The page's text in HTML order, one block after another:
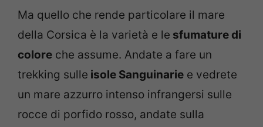
Ma quello che rende particolare il mare
della Corsica è la varietà e le sfumature di
colore che assume. Andate a fare un
trekking sulle isole Sanguinarie e vedrete
un mare azzurro intenso infrangersi sulle
rocce di porfido rosso, andate sulla